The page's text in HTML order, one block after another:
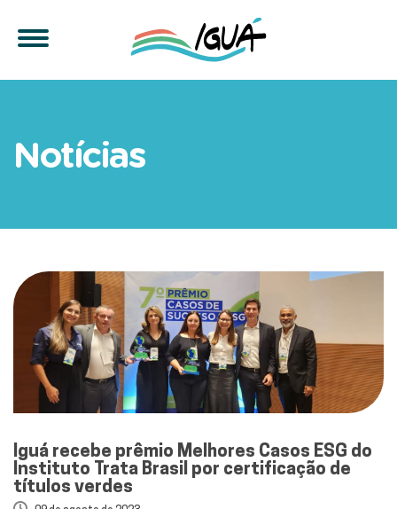
Notícias
Iguá recebe prêmio Melhores Casos ESG do
Instituto Trata Brasil por certificação de
títulos verdes